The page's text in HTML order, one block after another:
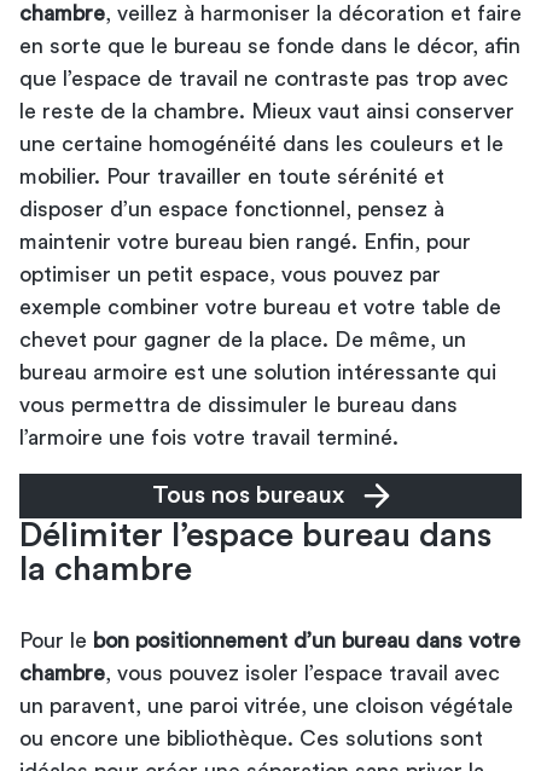
chambre , veillez à harmoniser la décoration et faire
en sorte que le bureau se fonde dans le décor, afin
que l’espace de travail ne contraste pas trop avec
le reste de la chambre. Mieux vaut ainsi conserver
une certaine homogénéité dans les couleurs et le
mobilier. Pour travailler en toute sérénité et
disposer d’un espace fonctionnel, pensez à
maintenir votre bureau bien rangé. Enfin, pour
optimiser un petit espace, vous pouvez par
exemple combiner votre bureau et votre table de
chevet pour gagner de la place. De même, un
bureau armoire est une solution intéressante qui
vous permettra de dissimuler le bureau dans
l’armoire une fois votre travail terminé.
Tous nos bureaux
Délimiter l’espace bureau dans
la chambre
Pour le bon positionnement d’un bureau dans votre
chambre , vous pouvez isoler l’espace travail avec
un paravent, une paroi vitrée, une cloison végétale
ou encore une bibliothèque. Ces solutions sont